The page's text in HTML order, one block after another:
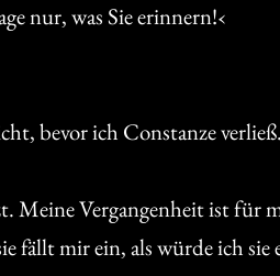
nur, was Sie erinnern!‹
bevor ich Constanze
Meine Vergangenheit ist für
fällt mir ein, als würde ich sie